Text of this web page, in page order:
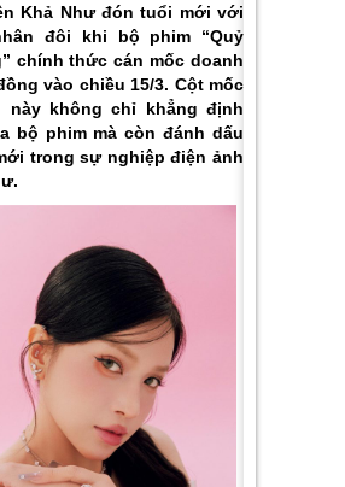
Khả Như đón tuổi mới với
đôi khi bộ phim “Quỷ
chính thức cán mốc doanh
vào chiều 15/3. Cột mốc
này không chỉ khẳng định
bộ phim mà còn đánh dấu
trong sự nghiệp điện ảnh